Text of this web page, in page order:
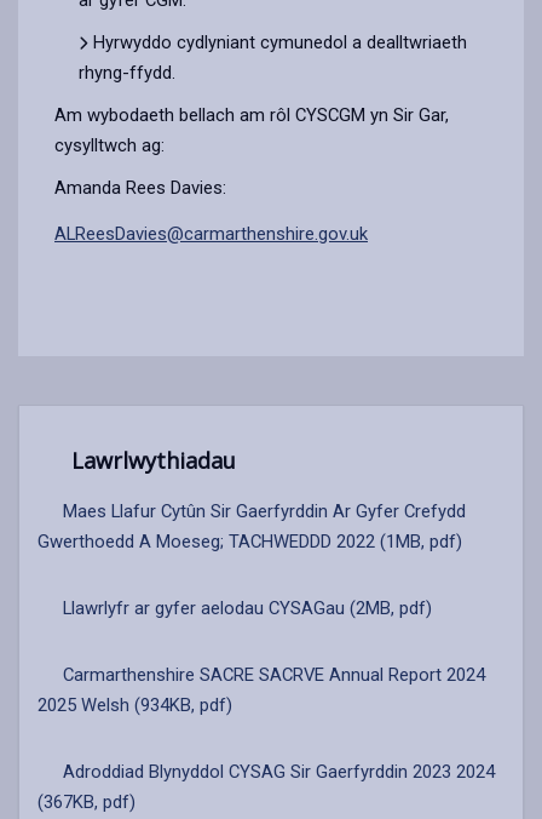
Hyrwyddo cydlyniant cymunedol a dealltwriaeth
rhyng-ffydd.
Am wybodaeth bellach am rôl CYSCGM yn Sir Gar,
cysylltwch ag:
Amanda Rees Davies:
ALReesDavies@carmarthenshire.gov.uk
Lawrlwythiadau
Maes Llafur Cytûn Sir Gaerfyrddin Ar Gyfer Crefydd
Gwerthoedd A Moeseg; TACHWEDDD 2022 (1MB, pdf)
Llawrlyfr ar gyfer aelodau CYSAGau (2MB, pdf)
Carmarthenshire SACRE SACRVE Annual Report 2024
2025 Welsh (934KB, pdf)
Adroddiad Blynyddol CYSAG Sir Gaerfyrddin 2023 2024
(367KB, pdf)